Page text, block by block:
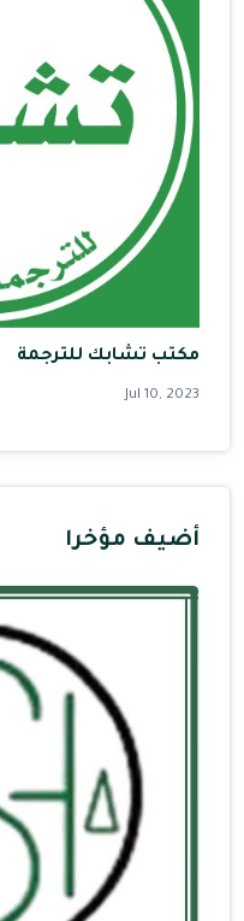
مكتب تشابك للترجمة
Jul 10, 2023
أضيف مؤخرا